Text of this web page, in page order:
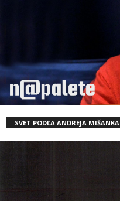
SVET PODĽA ANDREJA MIŠANKA